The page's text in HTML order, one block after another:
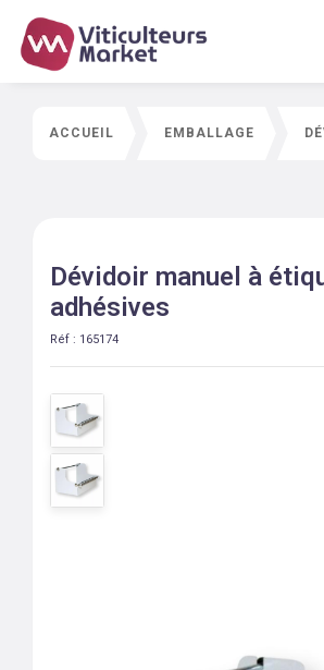
ACCUEIL EMBALLAGE
Dévidoir manuel à
adhésives
Réf : 165174